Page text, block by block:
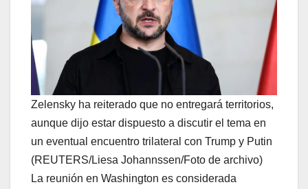
Zelensky ha reiterado que no entregará territorios,
aunque dijo estar dispuesto a discutir el tema en
un eventual encuentro trilateral con Trump y Putin
(REUTERS/Liesa Johannssen/Foto de archivo)
La reunión en Washington es considerada